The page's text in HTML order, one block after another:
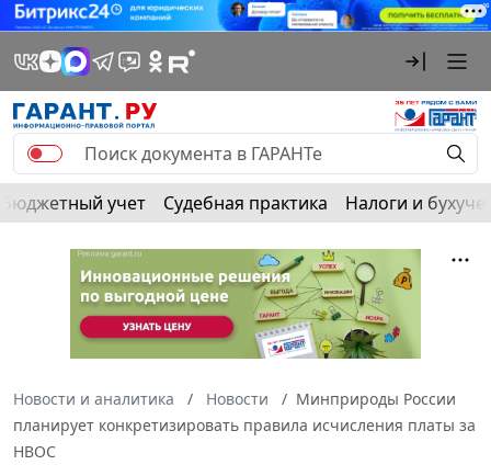
Бюджетный учет Судебная практика Налоги и
Новости и аналитика Новости
Минприроды России
планирует конкретизировать правила исчисления платы за
НВОС